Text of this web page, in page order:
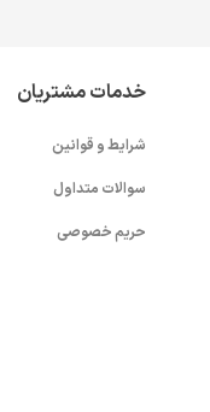
خدمات مشتریان
شرایط و قوانین
سوالات متداول
حریم خصوصی